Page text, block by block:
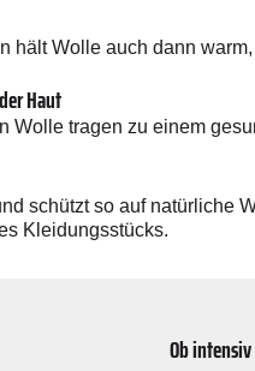
hält Wolle auch dann
Haut
Wolle tragen zu einem
schützt so auf natürliche
Kleidungsstücks.
Ob